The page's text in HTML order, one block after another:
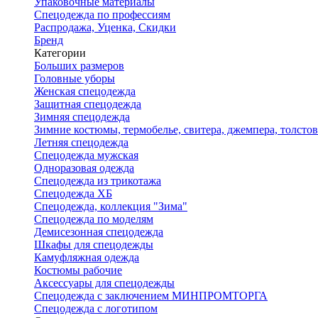
Спецодежда по профессиям
Распродажа, Уценка, Скидки
Бренд
Категории
Больших размеров
Головные уборы
Женская спецодежда
Защитная спецодежда
Зимняя спецодежда
Зимние костюмы, термобелье, свитера, джемпера,
Летняя спецодежда
Спецодежда мужская
Одноразовая одежда
Спецодежда из трикотажа
Спецодежда ХБ
Спецодежда, коллекция "Зима"
Спецодежда по моделям
Демисезонная спецодежда
Шкафы для спецодежды
Камуфляжная одежда
Костюмы рабочие
Аксессуары для спецодежды
Спецодежда с заключением МИНПРОМТОРГА
Спецодежда с логотипом